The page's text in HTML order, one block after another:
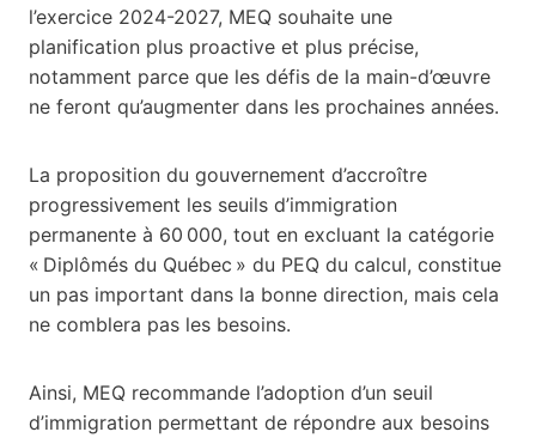
l’exercice 2024-2027, MEQ souhaite une
planification plus proactive et plus précise,
notamment parce que les défis de la main-d’œuvre
ne feront qu’augmenter dans les prochaines années.
La proposition du gouvernement d’accroître
progressivement les seuils d’immigration
permanente à 60 000, tout en excluant la catégorie
« Diplômés du Québec » du PEQ du calcul, constitue
un pas important dans la bonne direction, mais cela
ne comblera pas les besoins.
Ainsi, MEQ recommande l’adoption d’un seuil
d’immigration permettant de répondre aux besoins